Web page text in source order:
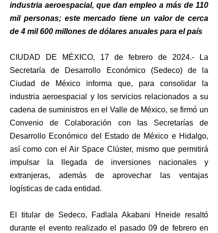
industria aeroespacial, que dan empleo a más de 110
mil personas; este mercado tiene un valor de cerca
de 4 mil 600 millones de dólares anuales para el país
CIUDAD DE MÉXICO, 17 de febrero de 2024.- La
Secretaría de Desarrollo Económico (Sedeco) de la
Ciudad de México informa que, para consolidar la
industria aeroespacial y los servicios relacionados a su
cadena de suministros en el Valle de México, se firmó un
Convenio de Colaboración con las Secretarías de
Desarrollo Económico del Estado de México e Hidalgo,
así como con el Air Space Clúster, mismo que permitirá
impulsar la llegada de inversiones nacionales y
extranjeras, además de aprovechar las ventajas
logísticas de cada entidad.
El titular de Sedeco, Fadlala Akabani Hneide resaltó
durante el evento realizado el pasado 09 de febrero en